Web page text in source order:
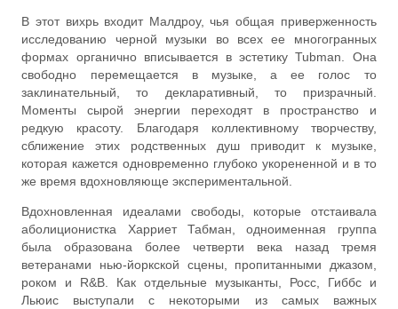
В этот вихрь входит Малдроу, чья общая приверженность
исследованию черной музыки во всех ее многогранных
формах органично вписывается в эстетику Tubman. Она
свободно перемещается в музыке, а ее голос то
заклинательный, то декларативный, то призрачный.
Моменты сырой энергии переходят в пространство и
редкую красоту. Благодаря коллективному творчеству,
сближение этих родственных душ приводит к музыке,
которая кажется одновременно глубоко укорененной и в то
же время вдохновляюще экспериментальной.
Вдохновленная идеалами свободы, которые отстаивала
аболиционистка Харриет Табман, одноименная группа
была образована более четверти века назад тремя
ветеранами нью-йоркской сцены, пропитанными джазом,
роком и R&B. Как отдельные музыканты, Росс, Гиббс и
Льюис выступали с некоторыми из самых важных